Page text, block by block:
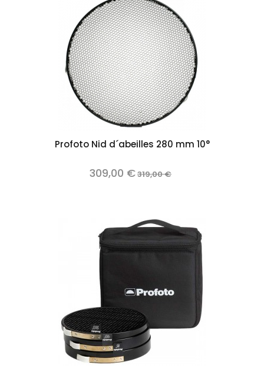
Profoto Nid d´abeilles 280 mm 10°
309,00 €319,00 €